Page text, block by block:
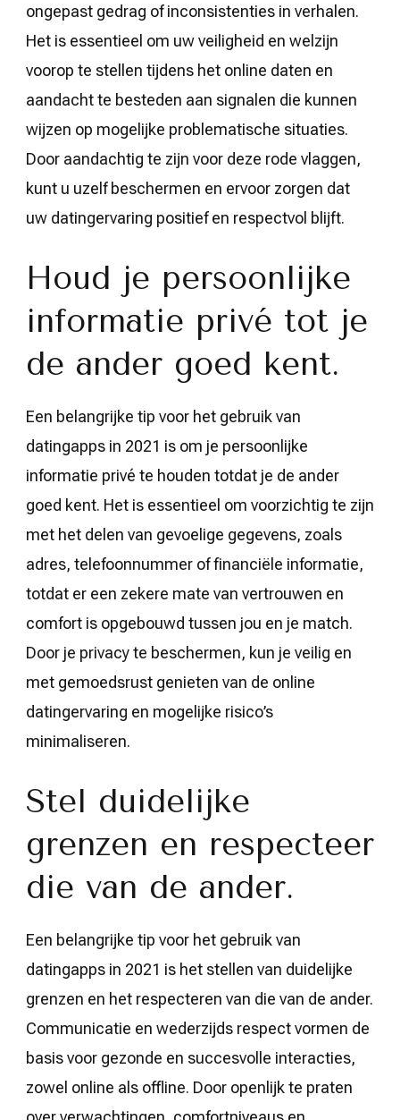
ongepast gedrag of inconsistenties in verhalen.
Het is essentieel om uw veiligheid en welzijn
voorop te stellen tijdens het online daten en
aandacht te besteden aan signalen die kunnen
wijzen op mogelijke problematische situaties.
Door aandachtig te zijn voor deze rode vlaggen,
kunt u uzelf beschermen en ervoor zorgen dat
uw datingervaring positief en respectvol blijft.
Houd je persoonlijke
informatie privé tot je
de ander goed kent.
Een belangrijke tip voor het gebruik van
datingapps in 2021 is om je persoonlijke
informatie privé te houden totdat je de ander
goed kent. Het is essentieel om voorzichtig te zijn
met het delen van gevoelige gegevens, zoals
adres, telefoonnummer of financiële informatie,
totdat er een zekere mate van vertrouwen en
comfort is opgebouwd tussen jou en je match.
Door je privacy te beschermen, kun je veilig en
met gemoedsrust genieten van de online
datingervaring en mogelijke risico’s
minimaliseren.
Stel duidelijke
grenzen en respecteer
die van de ander.
Een belangrijke tip voor het gebruik van
datingapps in 2021 is het stellen van duidelijke
grenzen en het respecteren van die van de ander.
Communicatie en wederzijds respect vormen de
basis voor gezonde en succesvolle interacties,
zowel online als offline. Door openlijk te praten